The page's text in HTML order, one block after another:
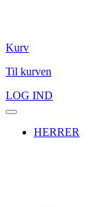
Kurv
Til kurven
LOG IND
HERRER